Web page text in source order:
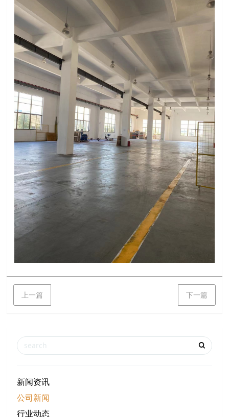
上一篇 下一篇
新闻资讯
公司新闻
行业动态